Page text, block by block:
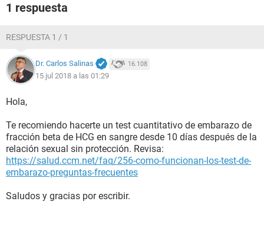
1 respuesta
RESPUESTA 1 / 1
Dr. Carlos Salinas 16.108
15 jul 2018 a las 01:29
Hola,
Te recomiendo hacerte un test cuantitativo de embarazo de
fracción beta de HCG en sangre desde 10 días después de la
relación sexual sin protección. Revisa:
https://salud.ccm.net/faq/256-como-funcionan-los-test-de-
embarazo-preguntas-frecuentes
Saludos y gracias por escribir.